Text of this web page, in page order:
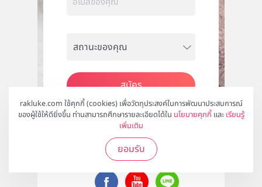
rakluke.com ใช้คุกกี้ (cookies) เพื่อวัตถุประสงค์ในการพัฒนาประสบการณ์
ของผู้ใช้ให้ดียิ่งขึ้น ท่านสามารถศึกษารายละเอียดได้ใน นโยบายคุกกี้ และ เรียนรู้
เพิ่มเติม
ยอมรับ
สมัคร
ติดตามเราได้ที่